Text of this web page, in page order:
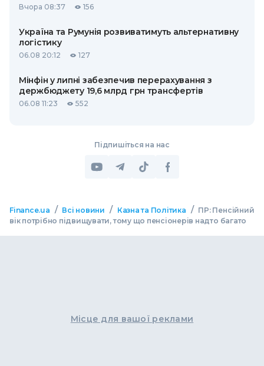
Вчора 08:37 156
Україна та Румунія розвиватимуть альтернативну
логістику
06.08 20:12 127
Мінфін у липні забезпечив перерахування з
держбюджету 19,6 млрд грн трансфертів
06.08 11:23 552
Підпишіться на нас
Finance.ua / Всі новини / Казна та Політика / ПР: Пенсійний
вік потрібно підвищувати, тому що пенсіонерів надто багато
Місце для вашої реклами